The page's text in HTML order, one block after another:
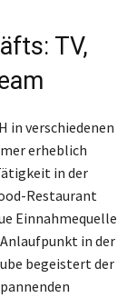
TV,
in verschiedenen
erheblich
in der
Restaurant
Einnahmequelle
in der
begeistert der